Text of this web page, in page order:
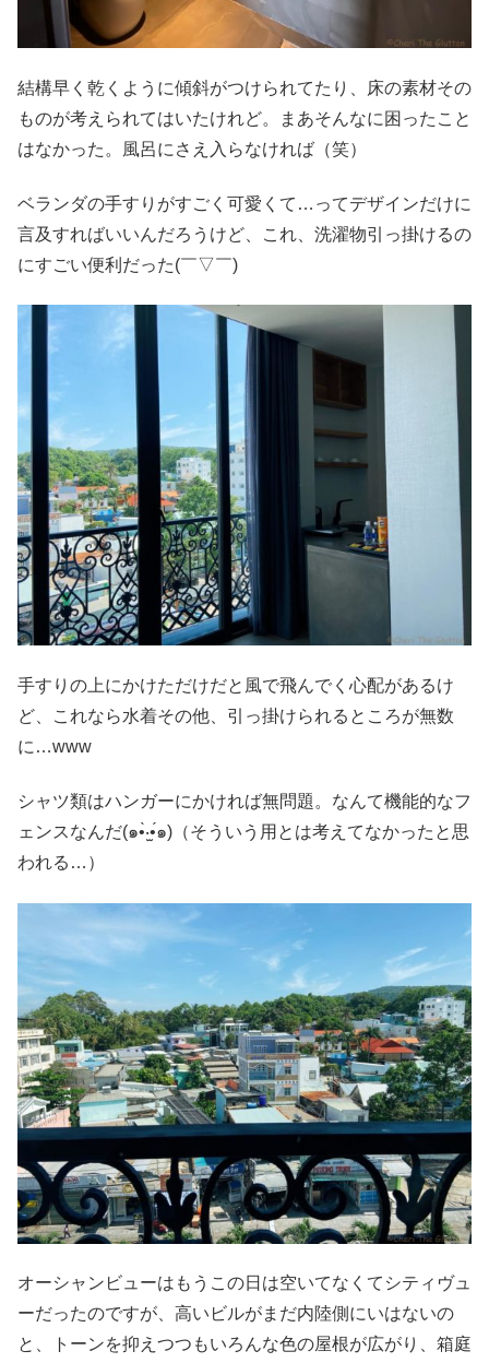
結構早く乾くように傾斜がつけられてたり、床の素材その
ものが考えられてはいたけれど。まあそんなに困ったこと
はなかった。風呂にさえ入らなければ（笑）
ベランダの手すりがすごく可愛くて…ってデザインだけに
言及すればいいんだろうけど、これ、洗濯物引っ掛けるの
にすごい便利だった(￣▽￣)
手すりの上にかけただけだと風で飛んでく心配があるけ
ど、これなら水着その他、引っ掛けられるところが無数
に…www
シャツ類はハンガーにかければ無問題。なんて機能的なフ
ェンスなんだ(๑•̀‧̫•́๑)（そういう用とは考えてなかったと思
われる…）
オーシャンビューはもうこの日は空いてなくてシティヴュ
ーだったのですが、高いビルがまだ内陸側にいはないの
と、トーンを抑えつつもいろんな色の屋根が広がり、箱庭